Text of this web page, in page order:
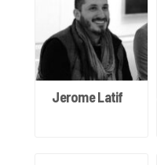
Jerome Latif